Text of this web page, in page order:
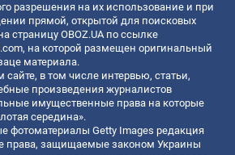
разрешения на их использование и при
прямой, открытой для поисковых
страницу OBOZ.UA по ссылке
, на которой размещен оригинальный
материала.
сайте, в том числе интервью, статьи,
произведения журналистов
имущественные права на которые
середина».
фотоматериалы Getty Images редакция
права, защищаемые законом Украины